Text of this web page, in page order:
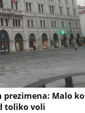
prezimena: Malo ko
toliko voli